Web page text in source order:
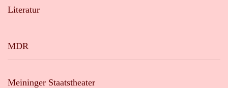
Literatur
MDR
Meininger Staatstheater